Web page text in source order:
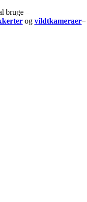
bruge –
og vildtkameraer–